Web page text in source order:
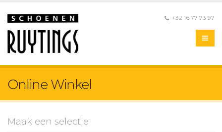
+32 16 77 73 97
Online Winkel
Maak een selectie